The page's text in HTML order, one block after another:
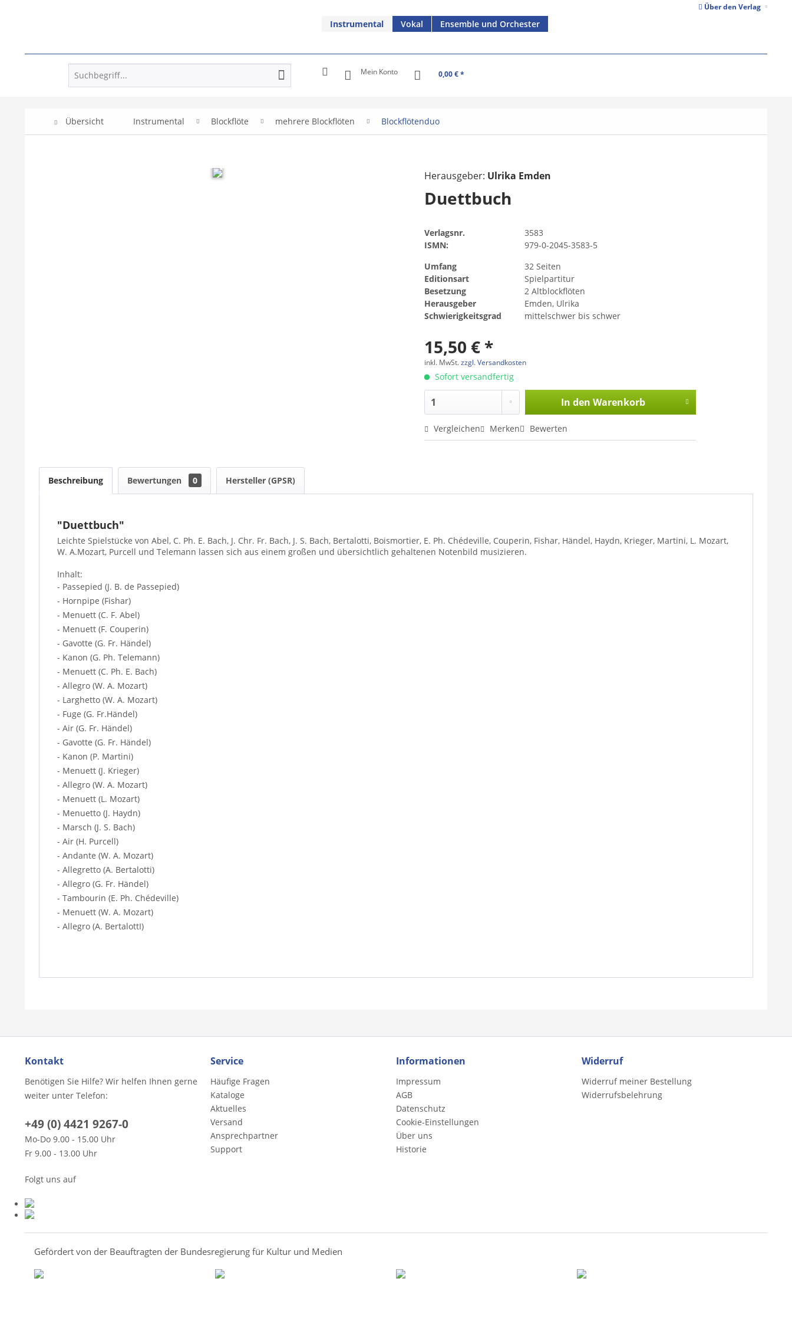
Über den Verlag
Instrumental Vokal Ensemble und Orchester
Mein Konto 0,00 € *
Übersicht Instrumental Blockflöte mehrere Blockflöten Blockflötenduo
Herausgeber: Ulrika Emden
Duettbuch
Verlagsnr.
3583
ISMN:
979-0-2045-3583-5
Umfang
32 Seiten
Editionsart
Spielpartitur
Besetzung
2 Altblockflöten
Herausgeber
Emden, Ulrika
Schwierigkeitsgrad
mittelschwer bis schwer
15,50 € *
inkl. MwSt.zzgl. Versandkosten
Sofort versandfertig
In den Warenkorb
Vergleichen Merken Bewerten
Beschreibung Bewertungen 0 Hersteller (GPSR)
"Duettbuch"
Leichte Spielstücke von Abel, C. Ph. E. Bach, J. Chr. Fr. Bach, J. S. Bach, Bertalotti, Boismortier, E. Ph. Chédeville, Couperin, Fishar, Händel, Haydn, Krieger, Martini, L. Mozart,
W. A.Mozart, Purcell und Telemann lassen sich aus einem großen und übersichtlich gehaltenen Notenbild musizieren.
Inhalt:
- Passepied (J. B. de Passepied)
- Hornpipe (Fishar)
- Menuett (C. F. Abel)
- Menuett (F. Couperin)
- Gavotte (G. Fr. Händel)
- Kanon (G. Ph. Telemann)
- Menuett (C. Ph. E. Bach)
- Allegro (W. A. Mozart)
- Larghetto (W. A. Mozart)
- Fuge (G. Fr.Händel)
- Air (G. Fr. Händel)
- Gavotte (G. Fr. Händel)
- Kanon (P. Martini)
- Menuett (J. Krieger)
- Allegro (W. A. Mozart)
- Menuett (L. Mozart)
- Menuetto (J. Haydn)
- Marsch (J. S. Bach)
- Air (H. Purcell)
- Andante (W. A. Mozart)
- Allegretto (A. Bertalotti)
- Allegro (G. Fr. Händel)
- Tambourin (E. Ph. Chédeville)
- Menuett (W. A. Mozart)
- Allegro (A. BertalottI)
Kontakt
Benötigen Sie Hilfe? Wir helfen Ihnen gerne
weiter unter Telefon:
+49 (0) 4421 9267-0
Mo-Do 9.00 - 15.00 Uhr
Fr 9.00 - 13.00 Uhr
Folgt uns auf
Service
Häufige Fragen
Kataloge
Aktuelles
Versand
Ansprechpartner
Support
Informationen
Impressum
AGB
Datenschutz
Cookie-Einstellungen
Über uns
Historie
Widerruf
Widerruf meiner Bestellung
Widerrufsbelehrung
Gefördert von der Beauftragten der Bundesregierung für Kultur und Medien